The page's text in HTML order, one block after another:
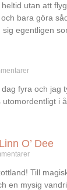
utan att
bara göra
egentligen
fyra och jag
i
O’ Dee
Till
en mysig